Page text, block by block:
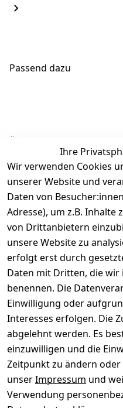
Passend dazu
Ähnliche Produkte
Ihre
Wir verwenden Cookies
unserer Website und
Daten von
Adresse), um z.B. Inhalte
von Drittanbietern
unsere Website zu
erfolgt erst durch
Daten mit Dritten, die wir
benennen. Die
Einwilligung oder
Interesses erfolgen. Die
abgelehnt werden. Es
einzuwilligen und die
Zeitpunkt zu ändern
unserImpressum und
Verwendung
Rechtliches
AGB
Impressum
Datenschutze
rklärung
Barrierefreihe
itserklärung
Widerrufsrec
ht
Über uns
Kontakt
Registrieren
Kataloge
Download
Pflege &
Kiefermöbel
Hilfe